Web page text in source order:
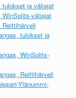
tulokset ja väliajat
väliajat
tulokset ja
WinSplits-
Reittihärveli
Ylänummi-